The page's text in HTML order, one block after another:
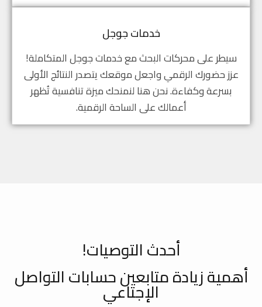
خدمات جوجل
سيطر على محركات البحث مع خدمات جوجل المتكاملة!
عزز حضورك الرقمي واجعل موقعك يتصدر النتائج الأولى
بسرعة وكفاءة. نحن هنا لنمنحك ميزة تنافسية تُظهر
أعمالك على الساحة الرقمية.
أحدث التوصيات!
أهمية زيادة متابعين حسابات التواصل
الإجتاعي